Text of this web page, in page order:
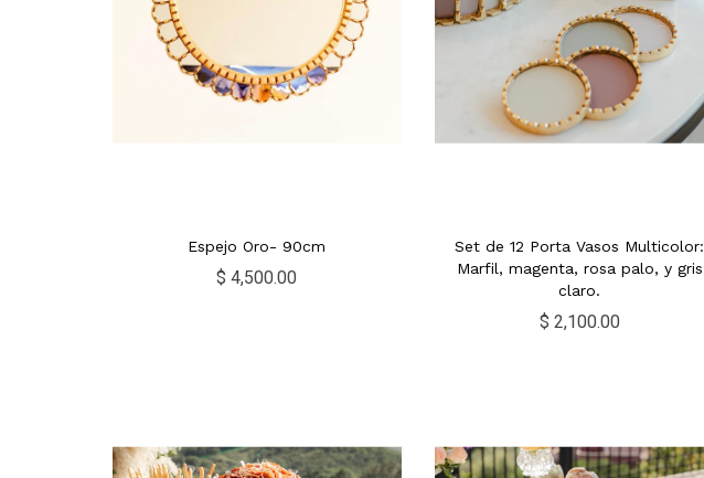
Espejo Oro- 90cm
$ 4,500.00
Set de 12 Porta Vasos Multicolor:
Marfil, magenta, rosa palo, y gris
claro.
$ 2,100.00